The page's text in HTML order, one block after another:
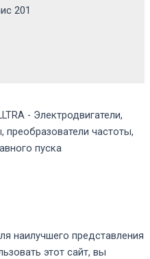
201
- Электродвигатели,
частоты,
пуска
наилучшего представления
этот сайт, вы